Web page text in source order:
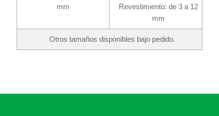
mm
Revestimiento: de 3 a 12
mm
Otros tamaños disponibles bajo pedido.